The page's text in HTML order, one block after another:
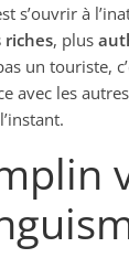
s’ouvrir à
riches, plus
un touriste,
avec les